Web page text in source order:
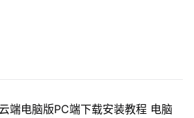
端电脑版PC端下载安装教程 电脑